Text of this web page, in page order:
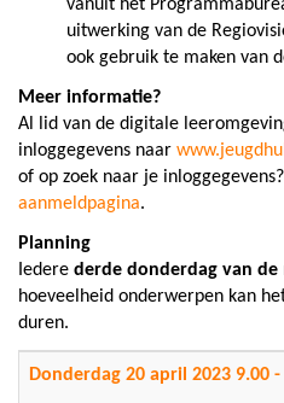
vanuit het
uitwerking van de
ook gebruik te maken van
Meer informatie?
A
lid van de digitale
inloggegevens naar
of op zoek naar je
aanmeldpagina.
Planning
Iedere derde donderdag van de
hoeveelheid onderwerpen kan
duren.
Donderdag 20 april 2023 9.00